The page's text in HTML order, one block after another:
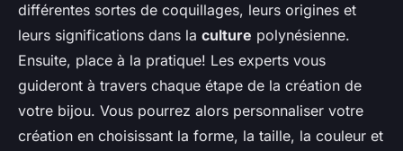
différentes sortes de coquillages, leurs origines et
leurs significations dans la culture polynésienne.
Ensuite, place à la pratique! Les experts vous
guideront à travers chaque étape de la création de
votre bijou. Vous pourrez alors personnaliser votre
création en choisissant la forme, la taille, la couleur et